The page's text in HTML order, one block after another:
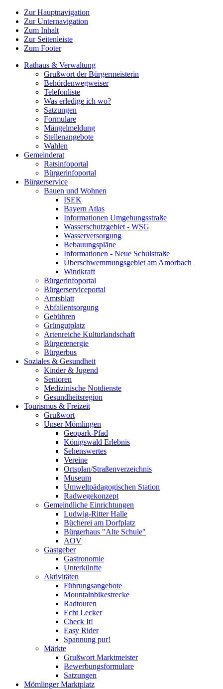
Zur Hauptnavigation
Zur Unternavigation
Zum Inhalt
Zur Seitenleiste
Zum Footer
Rathaus & Verwaltung
Grußwort der Bürgermeisterin
Behördenwegweiser
Telefonliste
Was erledige ich wo?
Satzungen
Formulare
Mängelmeldung
Stellenangebote
Wahlen
Gemeinderat
Ratsinfoportal
Bürgerinfoportal
Bürgerservice
Bauen und Wohnen
ISEK
Bayern Atlas
Informationen Umgehungsstraße
Wasserschutzgebiet - WSG
Wasserversorgung
Bebauungspläne
Informationen - Neue Schulstraße
Überschwemmungsgebiet am Amorbach
Windkraft
Bürgerinfoportal
Bürgerserviceportal
Amtsblatt
Abfallentsorgung
Gebühren
Grüngutplatz
Artenreiche Kulturlandschaft
Bürgerenergie
Bürgerbus
Soziales & Gesundheit
Kinder & Jugend
Senioren
Medizinische Notdienste
Gesundheitsregion
Tourismus & Freizeit
Grußwort
Unser Mömlingen
Geopark-Pfad
Königswald Erlebnis
Sehenswertes
Vereine
Ortsplan/Straßenverzeichnis
Museum
Umweltpädagogischen Station
Radwegekonzept
Gemeindliche Einrichtungen
Ludwig-Ritter Halle
Bücherei am Dorfplatz
Bürgerhaus "Alte Schule"
AOV
Gastgeber
Gastronomie
Unterkünfte
Aktivitäten
Führungsangebote
Mountainbikestrecke
Radtouren
Echt Lecker
Check It!
Easy Rider
Spannung pur!
Märkte
Grußwort Marktmeister
Bewerbungsformulare
Satzungen
Mömlinger Marktplatz